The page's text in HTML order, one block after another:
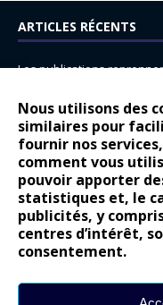
Nous utilisons des
similaires pour
fournir nos
comment vous
pouvoir apporter
statistiques et, le
publicités, y
centres d’intérêt,
consentement.
ARTICLES RÉCENTS
Les publications
14 juillet : nouveau film
Renault Espace : voyage,
Peugeot E-208 GTi :
COMMENTAIRES
Bernard Dardartdans
Gilly